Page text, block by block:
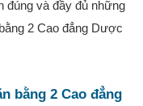
đúng và đầy đủ những
2 Cao đẳng Dược
bằng 2 Cao đẳng